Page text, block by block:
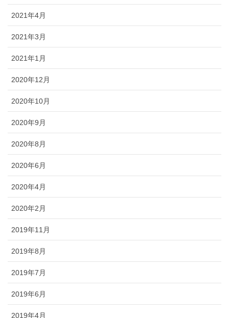
2021年4月
2021年3月
2021年1月
2020年12月
2020年10月
2020年9月
2020年8月
2020年6月
2020年4月
2020年2月
2019年11月
2019年8月
2019年7月
2019年6月
2019年4月